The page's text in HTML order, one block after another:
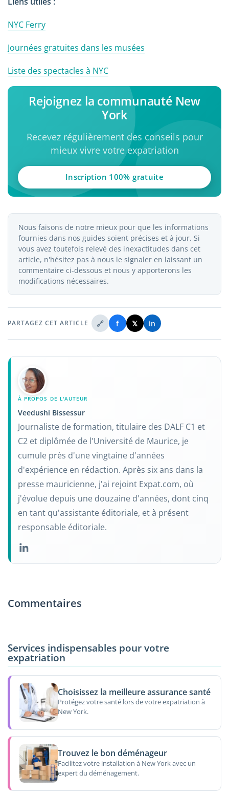
NYC Ferry
Journées gratuites dans les musées
Liste des spectacles à NYC
Rejoignez la communauté New
York
Recevez régulièrement des conseils pour
mieux vivre votre expatriation
Inscription 100% gratuite
Nous faisons de notre mieux pour que les informations
fournies dans nos guides soient précises et à jour. Si
vous avez toutefois relevé des inexactitudes dans cet
article, n'hésitez pas à nous le signaler en laissant un
commentaire ci-dessous et nous y apporterons les
modifications nécessaires.
PARTAGEZ CET ARTICLE 🔗 f 𝕏 in
À PROPOS DE L'AUTEUR
Veedushi Bissessur
Journaliste de formation, titulaire des DALF C1 et
C2 et diplômée de l'Université de Maurice, je
cumule près d'une vingtaine d'années
d'expérience en rédaction. Après six ans dans la
presse mauricienne, j'ai rejoint Expat.com, où
j'évolue depuis une douzaine d'années, dont cinq
en tant qu'assistante éditoriale, et à présent
responsable éditoriale.
Commentaires
Services indispensables pour votre
expatriation
Choisissez la meilleure assurance santé
Protégez votre santé lors de votre expatriation à
New York.
Trouvez le bon déménageur
Facilitez votre installation à New York avec un
expert du déménagement.